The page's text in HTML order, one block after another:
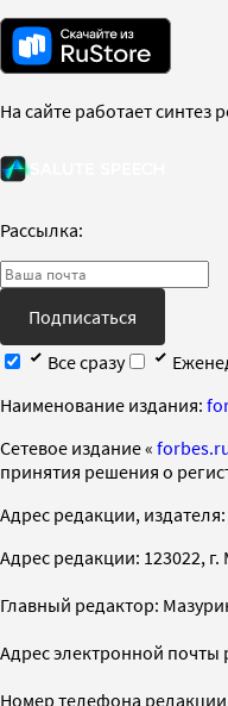
На сайте работает синтез
Рассылка:
Подписаться
Все сразу
Наименование издания:
Cетевое издание «
принятия решения о
Адрес редакции, издателя:
Адрес редакции: 123022, г.
Главный редактор:
Адрес электронной почты
Номер телефона